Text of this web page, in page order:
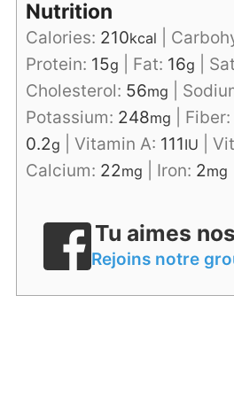
Nutrition
Calories: 210kcal
Protein: 15g Fat: 16g
Cholesterol: 56mg
Potassium: 248mg Fiber:
0.2g Vitamin A: 111IU
Calcium: 22mg Iron: 2mg
Tu aimes
Rejoins notre